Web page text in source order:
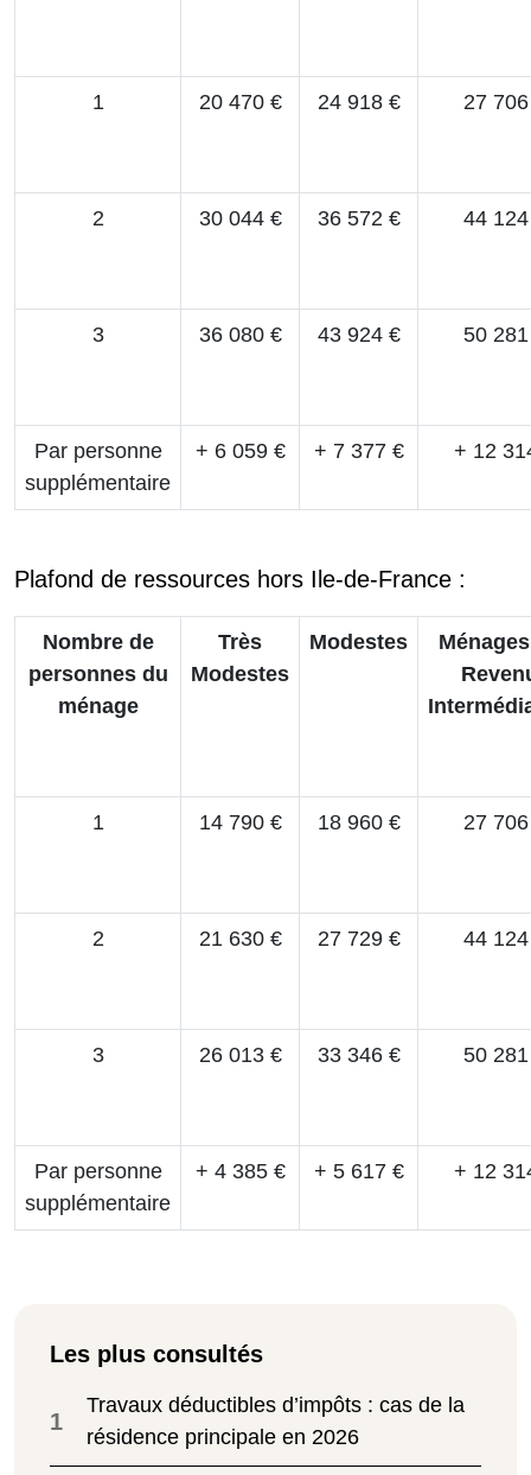
1 20 470 € 24 918 € 27
2 30 044 € 36 572 € 44
3 36 080 € 43 924 € 50
Par personne
supplémentaire
+ 6 059 € + 7 377 € + 12
Plafond de ressources hors Ile-de-France :
Nombre de
personnes du
ménage
Très
Modestes
Modestes
1 14 790 € 18 960 € 27
2 21 630 € 27 729 € 44
3 26 013 € 33 346 € 50
Par personne
supplémentaire
+ 4 385 € + 5 617 € + 12
Les plus consultés
1
Travaux déductibles d’impôts : cas de la
résidence principale en 2026